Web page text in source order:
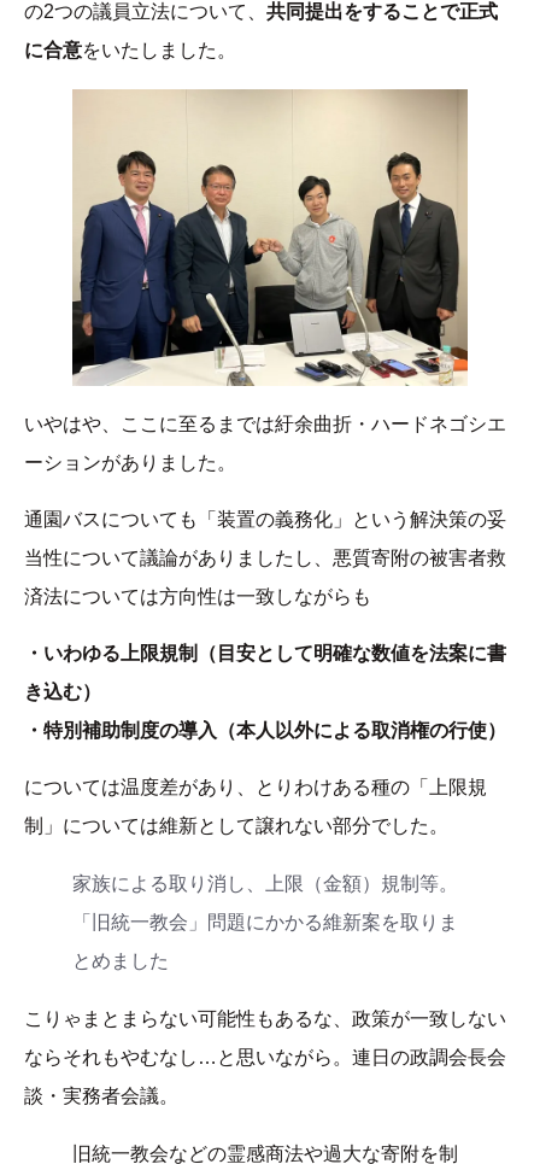
の2つの議員立法について、 共同提出をすることで正式
に合意をいたしました。
いやはや、ここに至るまでは紆余曲折・ハードネゴシエ
ーションがありました。
通園バスについても「装置の義務化」という解決策の妥
当性について議論がありましたし、悪質寄附の被害者救
済法については方向性は一致しながらも
・いわゆる上限規制（目安として明確な数値を法案に書
き込む）
・特別補助制度の導入（本人以外による取消権の行使）
については温度差があり、とりわけある種の「上限規
制」については維新として譲れない部分でした。
家族による取り消し、上限（金額）規制等。
「旧統一教会」問題にかかる維新案を取りま
とめました
こりゃまとまらない可能性もあるな、政策が一致しない
ならそれもやむなし…と思いながら。連日の政調会長会
談・実務者会議。
旧統一教会などの霊感商法や過大な寄附を制